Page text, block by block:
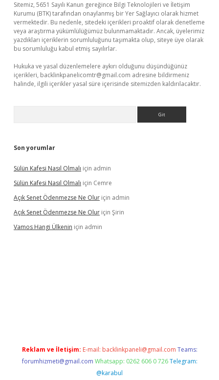
Sitemiz, 5651 Sayılı Kanun gereğince Bilgi Teknolojileri ve İletişim
Kurumu (BTK) tarafından onaylanmış bir Yer Sağlayıcı olarak hizmet
vermektedir. Bu nedenle, sitedeki içerikleri proaktif olarak denetleme
veya araştırma yükümlülüğümüz bulunmamaktadır. Ancak, üyelerimiz
yazdıkları içeriklerin sorumluluğunu taşımakta olup, siteye üye olarak
bu sorumluluğu kabul etmiş sayılırlar.
Hukuka ve yasal düzenlemelere aykırı olduğunu düşündüğünüz
içerikleri, backlinkpanelicomtr@gmail.com adresine bildirmeniz
halinde, ilgili içerikler yasal süre içerisinde sitemizden kaldırılacaktır.
Son yorumlar
Sülün Kafesi Nasıl Olmalı için admin
Sülün Kafesi Nasıl Olmalı için Cemre
Açık Senet Ödenmezse Ne Olur için admin
Açık Senet Ödenmezse Ne Olur için Şirin
Vamos Hangi Ülkenin için admin
Reklam ve İletişim: E-mail: backlinkpaneli@gmail.com Teams:
forumhizmeti@gmail.com Whatsapp: 0262 606 0 726 Telegram:
@karabul